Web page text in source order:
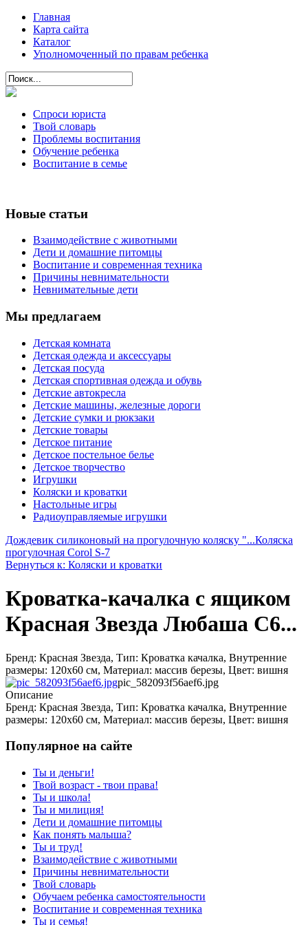
Главная
Карта сайта
Каталог
Уполномоченный по правам ребенка
Спроси юриста
Твой словарь
Проблемы воспитания
Обучение ребенка
Воспитание в семье
Новые статьи
Взаимодействие с животными
Дети и домашние питомцы
Воспитание и современная техника
Причины невнимательности
Невнимательные дети
Мы предлагаем
Детская комната
Детская одежда и аксессуары
Детская посуда
Детская спортивная одежда и обувь
Детские автокресла
Детские машины, железные дороги
Детские сумки и рюкзаки
Детские товары
Детское питание
Детское постельное белье
Детское творчество
Игрушки
Коляски и кроватки
Настольные игры
Радиоуправляемые игрушки
Дождевик силиконовый на прогулочную коляску "...Коляска
прогулочная Corol S-7
Вернуться к: Коляски и кроватки
Кроватка-качалка с ящиком
Красная Звезда Любаша С6...
Бренд: Красная Звезда, Тип: Кроватка качалка, Внутренние
размеры: 120x60 см, Материал: массив березы, Цвет: вишня
pic_582093f56aef6.jpg
Описание
Бренд: Красная Звезда, Тип: Кроватка качалка, Внутренние
размеры: 120x60 см, Материал: массив березы, Цвет: вишня
Популярное на сайте
Ты и деньги!
Твой возраст - твои права!
Ты и школа!
Ты и милиция!
Дети и домашние питомцы
Как понять малыша?
Ты и труд!
Взаимодействие с животными
Причины невнимательности
Твой словарь
Обучаем ребенка самостоятельности
Воспитание и современная техника
Ты и семья!